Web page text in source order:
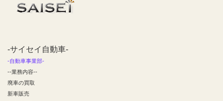
-サイセイ自動車-
-自動車事業部-
--業務内容--
廃車の買取
新車販売